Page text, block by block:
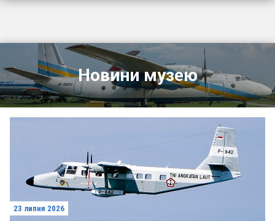
Новини музею
23 липня 2026